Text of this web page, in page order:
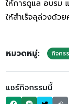
ให้การดูแล อบรม
ให้สำเร็จลุล่วงด้ว
หมวดหมู่: กิจกร
แชร์กิจกรรมนี้